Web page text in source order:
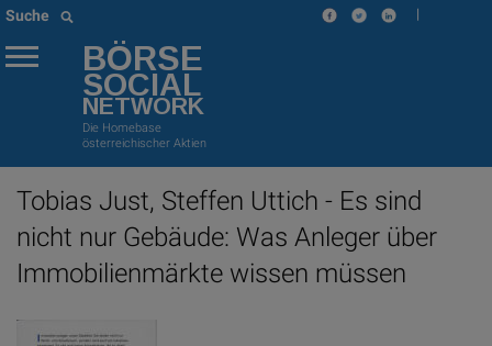
Suche |
BÖRSE
SOCIAL
NETWORK
Die Homebase
österreichischer Aktien
Tobias Just, Steffen Uttich - Es sind
nicht nur Gebäude: Was Anleger über
Immobilienmärkte wissen müssen